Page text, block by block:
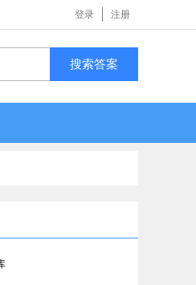
登录 注册
搜索答案